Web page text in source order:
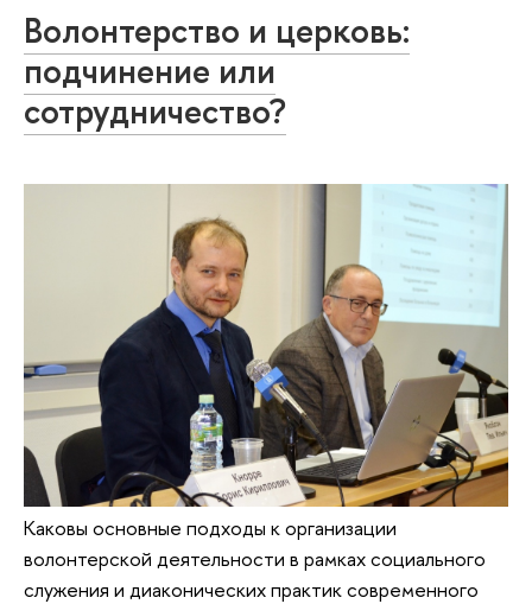
Волонтерство и церковь:
подчинение или
сотрудничество?
Каковы основные подходы к организации
волонтерской деятельности в рамках социального
служения и диаконических практик современного